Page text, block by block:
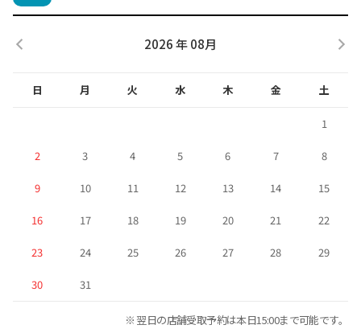
2026 年 08月
日 月 火 水 木 金 土
1
2 3 4 5 6 7 8
9 10 11 12 13 14 15
16 17 18 19 20 21 22
23 24 25 26 27 28 29
30 31
※ 翌日の店舗受取予約は本日15:00まで可能です。